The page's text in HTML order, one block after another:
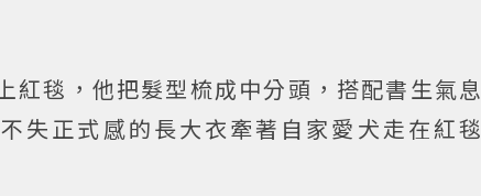
毯，他把髮型梳成中分頭，搭配書生氣息
失正式感的長大衣牽著自家愛犬走在紅毯